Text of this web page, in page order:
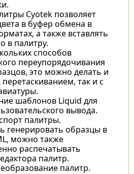
Cyotek позволяет
в буфер обмена в
а также вставлять
в палитру.
способов
переупорядочивания
это можно делать и
так и с
шаблонов Liquid для
вывода.
палитры.
генерировать образцы в
можно также
распечатывать
палитр.
палитр.